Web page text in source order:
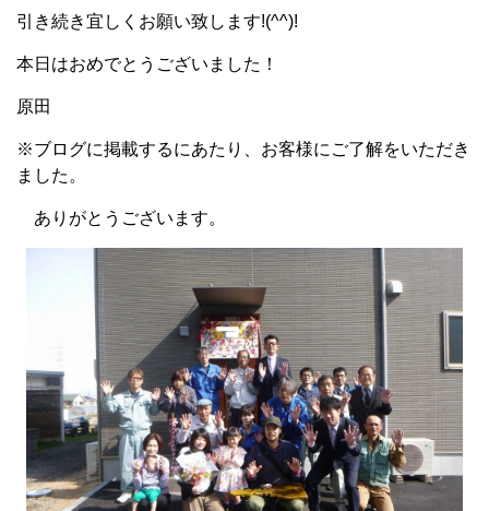
引き続き宜しくお願い致します!(^^)!
本日はおめでとうございました！
原田
※ブログに掲載するにあたり、お客様にご了解をいただき
ました。
ありがとうございます。